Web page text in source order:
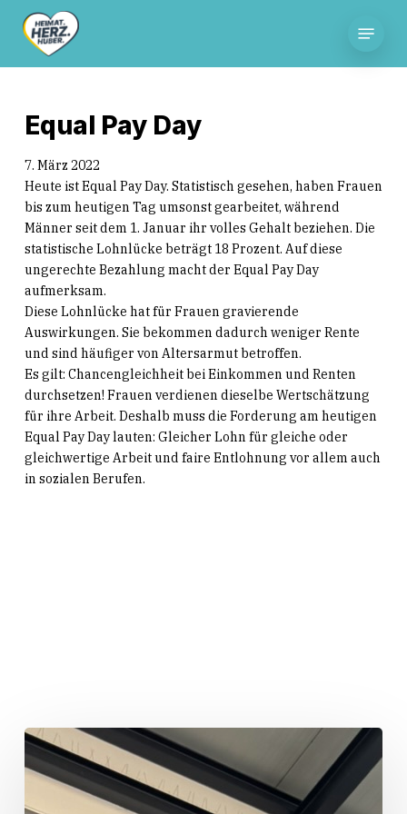
content
Equal Pay Day
7. März 2022
Heute ist Equal Pay Day. Statistisch gesehen, haben Frauen
bis zum heutigen Tag umsonst gearbeitet, während
Männer seit dem 1. Januar ihr volles Gehalt beziehen. Die
statistische Lohnlücke beträgt 18 Prozent. Auf diese
ungerechte Bezahlung macht der Equal Pay Day
aufmerksam.
Diese Lohnlücke hat für Frauen gravierende
Auswirkungen. Sie bekommen dadurch weniger Rente
und sind häufiger von Altersarmut betroffen.
Es gilt: Chancengleichheit bei Einkommen und Renten
durchsetzen! Frauen verdienen dieselbe Wertschätzung
für ihre Arbeit. Deshalb muss die Forderung am heutigen
Equal Pay Day lauten: Gleicher Lohn für gleiche oder
gleichwertige Arbeit und faire Entlohnung vor allem auch
in sozialen Berufen.
„Huber
packt
an!“